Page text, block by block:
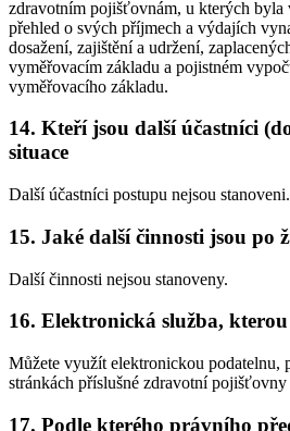
zdravotním pojišťovnám, u kterých byla
přehled o svých příjmech a výdajích
dosažení, zajištění a udržení,
vyměřovacím základu a pojistném
vyměřovacího základu.
14. Kteří jsou další účastníci
situace
Další účastníci postupu nejsou stanoveni.
15. Jaké další činnosti jsou po
Další činnosti nejsou stanoveny.
16. Elektronická služba,
Můžete využít elektronickou podatelnu,
stránkách příslušné zdravotní pojišťovny
17. Podle kterého právního